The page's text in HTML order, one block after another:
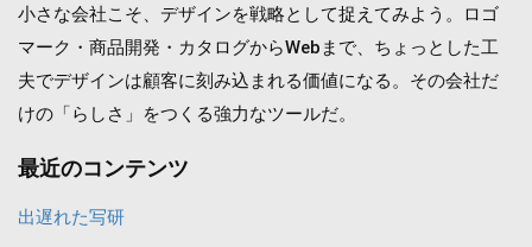
小さな会社こそ、デザインを戦略として捉えてみよう。ロゴ
マーク・商品開発・カタログからWebまで、ちょっとした工
夫でデザインは顧客に刻み込まれる価値になる。その会社だ
けの「らしさ」をつくる強力なツールだ。
最近のコンテンツ
出遅れた写研